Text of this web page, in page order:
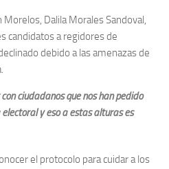
Dalila Morales Sandoval,
candidatos a regidores de
debido a las amenazas de
ciudadanos que nos han pedido
y eso a estas alturas es
el protocolo para cuidar a los